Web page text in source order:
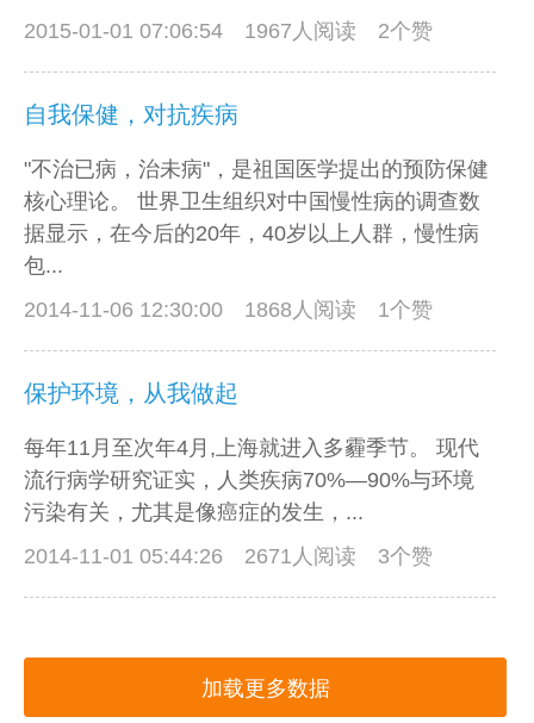
2015-01-01 07:06:54
1967人阅读 2个赞
自我保健，对抗疾病
"不治已病，治未病"，是祖国医学提出的预防保健
核心理论。 世界卫生组织对中国慢性病的调查数
据显示，在今后的20年，40岁以上人群，慢性病
包...
2014-11-06 12:30:00
1868人阅读 1个赞
保护环境，从我做起
每年11月至次年4月,上海就进入多霾季节。 现代
流行病学研究证实，人类疾病70%—90%与环境
污染有关，尤其是像癌症的发生，...
2014-11-01 05:44:26
2671人阅读 3个赞
加载更多数据